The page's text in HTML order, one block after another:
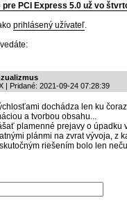
pre PCI Express 5.0 už vo
prihlásený užívateľ.
| Pridané: 2021-09-24 07:28:39
dochádza len ku
a tvorbou obsahu...
plamenné prejavy o úpadku
plánmi na zvrat vývoja, z
riešením bolo len